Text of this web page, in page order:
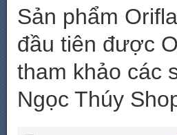
Sản phẩm
đầu tiên được
tham khảo các
Ngọc Thúy